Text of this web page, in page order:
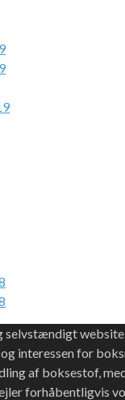
selvstændigt
interessen for
af boksestof,
forhåbentligvis